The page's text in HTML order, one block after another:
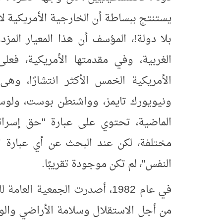
يستنتج ببساطة أن الخارجية الأمريكية
بلا دولة!، المؤسف أن هذا المعيار
الغربية، وفي مقدمتها
الأمريكية الخمس الأكثر
الماضية، تحتوي على عبارة "حق
مختلفة، لكن عند البحث عن أي
النفس"، لم تكن موجودة تقريبًا.
في عام 1982، أصدرت
من أجل الاستقلال وسلامة الأراضي